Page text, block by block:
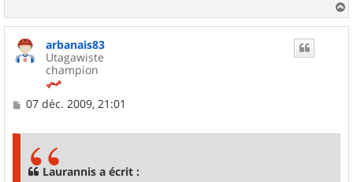
a
arbanais83
Utagawiste
champion
M
07 déc. 2009, 21:01
Laurannis a écrit :